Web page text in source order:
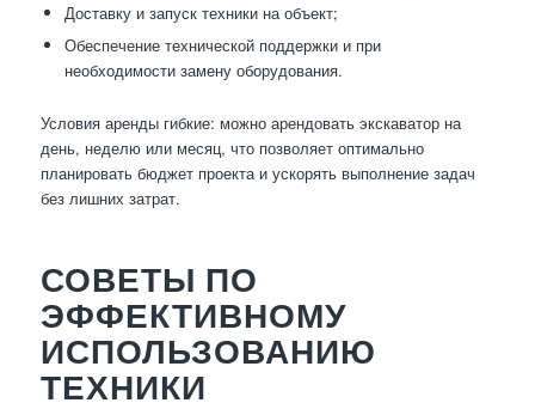
Доставку и запуск техники на объект;
Обеспечение технической поддержки и при
необходимости замену оборудования.
Условия аренды гибкие: можно арендовать экскаватор на
день, неделю или месяц, что позволяет оптимально
планировать бюджет проекта и ускорять выполнение задач
без лишних затрат.
СОВЕТЫ ПО
ЭФФЕКТИВНОМУ
ИСПОЛЬЗОВАНИЮ
ТЕХНИКИ